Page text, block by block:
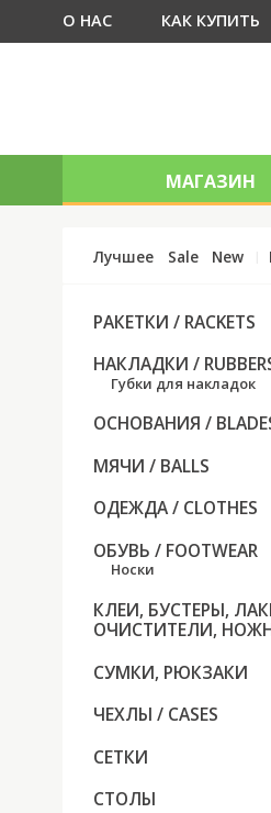
О НАС КАК КУПИТЬ
МАГАЗИН
Лучшее Sale New
РАКЕТКИ / RACKETS
НАКЛАДКИ /
Губки для накладок
ОСНОВАНИЯ /
МЯЧИ / BALLS
ОДЕЖДА / CLOTHES
ОБУВЬ / FOOTWEAR
Носки
КЛЕИ, БУСТЕРЫ,
ОЧИСТИТЕЛИ,
СУМКИ, РЮКЗАКИ
ЧЕХЛЫ / CASES
СЕТКИ
СТОЛЫ